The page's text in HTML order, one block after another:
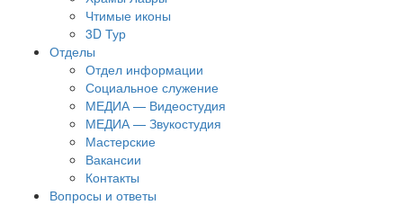
Чтимые иконы
3D Тур
Отделы
Отдел информации
Социальное служение
МЕДИА — Видеостудия
МЕДИА — Звукостудия
Мастерские
Вакансии
Контакты
Вопросы и ответы